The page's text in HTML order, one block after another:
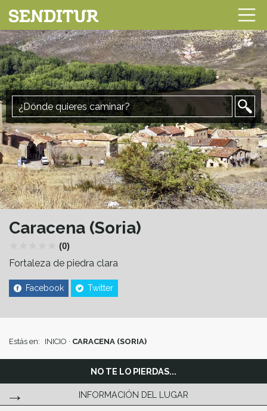
Caracena (Soria)
(0)
Fortaleza de piedra clara
Facebook Twitter
Estás en: INICIO · CARACENA (SORIA)
NO TE LO PIERDAS...
INFORMACIÓN DEL LUGAR